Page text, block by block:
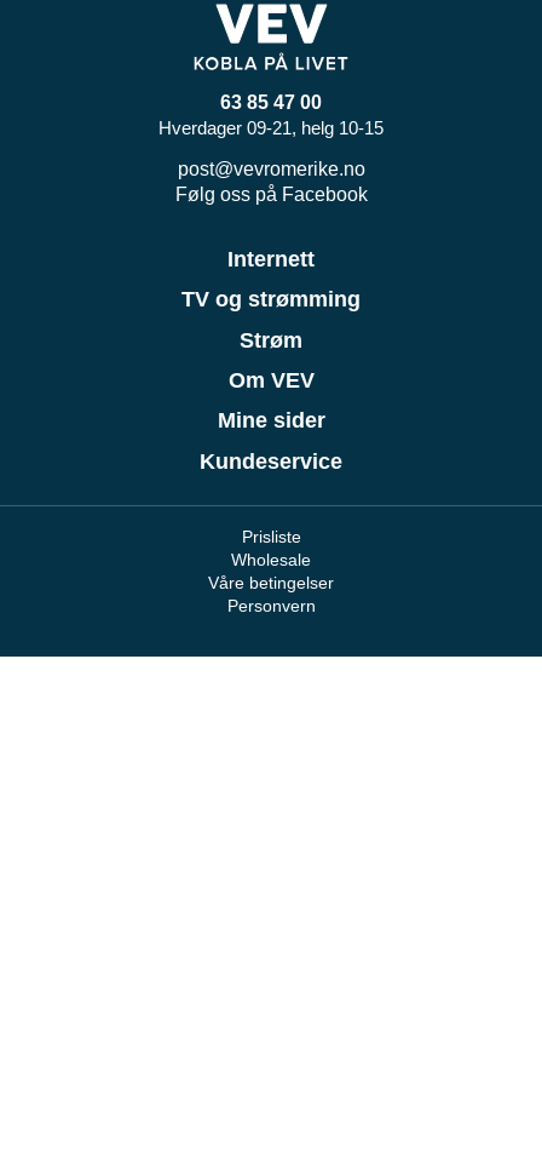
63 85 47 00
Hverdager 09-21, helg 10-15
post@vevromerike.no
Følg oss på Facebook
Internett
TV og strømming
Strøm
Om VEV
Mine sider
Kundeservice
Prisliste
Wholesale
Våre betingelser
Personvern